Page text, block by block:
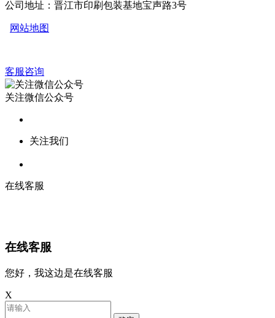
公司地址：晋江市印刷包装基地宝声路3号
网站地图
客服咨询
关注微信公众号
关注我们
在线客服
在线客服
您好，我这边是在线客服
X